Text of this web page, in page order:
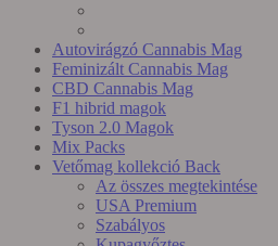
Autovirágzó Cannabis Mag
Feminizált Cannabis Mag
CBD Cannabis Mag
F1 hibrid magok
Tyson 2.0 Magok
Mix Packs
Vetőmag kollekció Back
Az összes megtekintése
USA Premium
Szabályos